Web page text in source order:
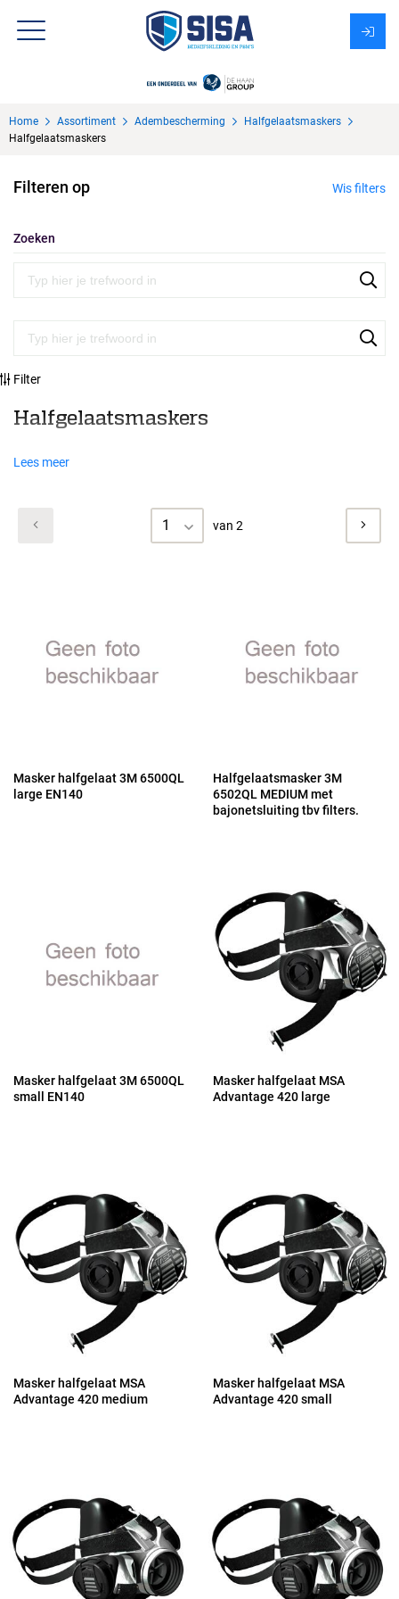
Over Sisa
Home Assortiment Adembescherming
Halfgelaatsmaskers
Halfgelaatsmaskers
Filteren op Wis filters
Zoeken
Filter
Halfgelaatsmaskers
Lees meer
1 van 2
Masker halfgelaat 3M 6500QL
large EN140
Halfgelaatsmasker 3M
6502QL MEDIUM met
bajonetsluiting tbv filters.
Masker halfgelaat 3M 6500QL
small EN140
Masker halfgelaat MSA
Advantage 420 large
Masker halfgelaat MSA
Advantage 420 medium
Masker halfgelaat MSA
Advantage 420 small